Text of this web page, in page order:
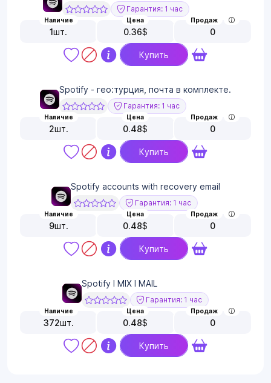
Гарантия: 1 час
Наличие
1шт.
Цена
0.36$
Продаж
0
Купить
Spotify - гео:турция, почта в комплекте.
Гарантия: 1 час
Наличие
2шт.
Цена
0.48$
Продаж
0
Купить
Spotify accounts with recovery email
Гарантия: 1 час
Наличие
9шт.
Цена
0.48$
Продаж
0
Купить
Spotify I MIX I MAIL
Гарантия: 1 час
Наличие
372шт.
Цена
0.48$
Продаж
0
Купить